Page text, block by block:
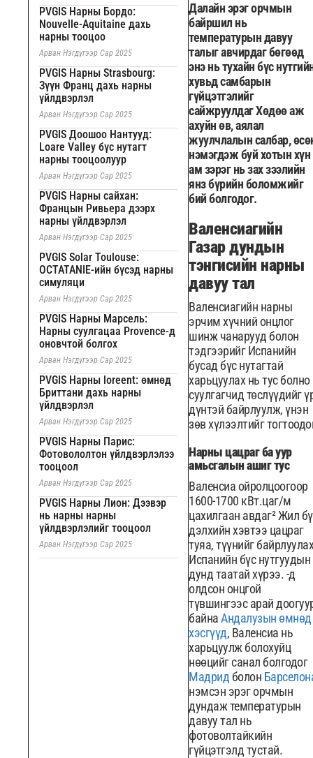
PVGIS Нарны Бордо:
Nouvelle-Aquitaine дахь
нарны тооцоо
Арван Нэгдүгээр Сар 2025
PVGIS Нарны Strasbourg:
Зүүн Франц дахь нарны
үйлдвэрлэл
Арван Нэгдүгээр Сар 2025
PVGIS Доошоо Нантууд:
Loare Valley бүс нутагт
нарны тооцоолуур
Арван Нэгдүгээр Сар 2025
PVGIS Нарны сайхан:
Францын Ривьера дээрх
нарны үйлдвэрлэл
Арван Нэгдүгээр Сар 2025
PVGIS Solar Toulouse:
OCTATANIE-ийн бүсэд нарны
симуляци
Арван Нэгдүгээр Сар 2025
PVGIS Нарны Марсель:
Нарны суулгацаа Provence-д
оновчтой болгох
Арван Нэгдүгээр Сар 2025
PVGIS Нарны loreent: өмнөд
Бриттани дахь нарны
үйлдвэрлэл
Арван Нэгдүгээр Сар 2025
PVGIS Нарны Парис:
Фотовололтон үйлдвэрлэлээ
тооцоол
Арван Нэгдүгээр Сар 2025
PVGIS Нарны Лион: Дээвэр
нь нарны нарны
үйлдвэрлэлийг тооцоол
Арван Нэгдүгээр Сар 2025
Далайн эрэг орчмын
байршил нь
температурын давуу
талыг авчирдаг бөгөөд
энэ нь тухайн бүс
хувьд самбарын
гүйцэтгэлийг
сайжруулдаг Хөдөө аж
ахуйн өв, аялал
жуулчлалын салбар,
нэмэгдэж буй хотын хүн
ам зэрэг нь зах зээлийн
янз бүрийн боломжийг
бий болгодог.
Валенсиагийн
Газар дундын
тэнгисийн нарны
давуу тал
Валенсиагийн нарны
эрчим хүчний онцлог
шинж чанарууд болон
тэдгээрийг Испанийн
бусад бүс нутагтай
харьцуулах нь тус болно
суулгагчид төслүүдийг
дүнтэй байрлуулж, үнэн
зөв хүлээлтийг
Нарны цацраг ба уур
амьсгалын ашиг тус
Валенсиа ойролцоогоор
1600-1700 кВт.цаг/м
цахилгаан авдаг² Жил
дэлхийн хэвтээ цацраг
туяа, түүнийг байрлуулах
Испанийн бүс нутгуудын
дунд таатай хүрээ. -д
олдсон онцгой
түвшингээс арай
байнаАндалузын өмнөд
хэсгүүд, Валенсиа нь
харьцуулж болохуйц
нөөцийг санал болгодог
Мадридболон
нэмсэн эрэг орчмын
дундаж температурын
давуу тал нь
фотоволтайкийн
гүйцэтгэлд тустай.